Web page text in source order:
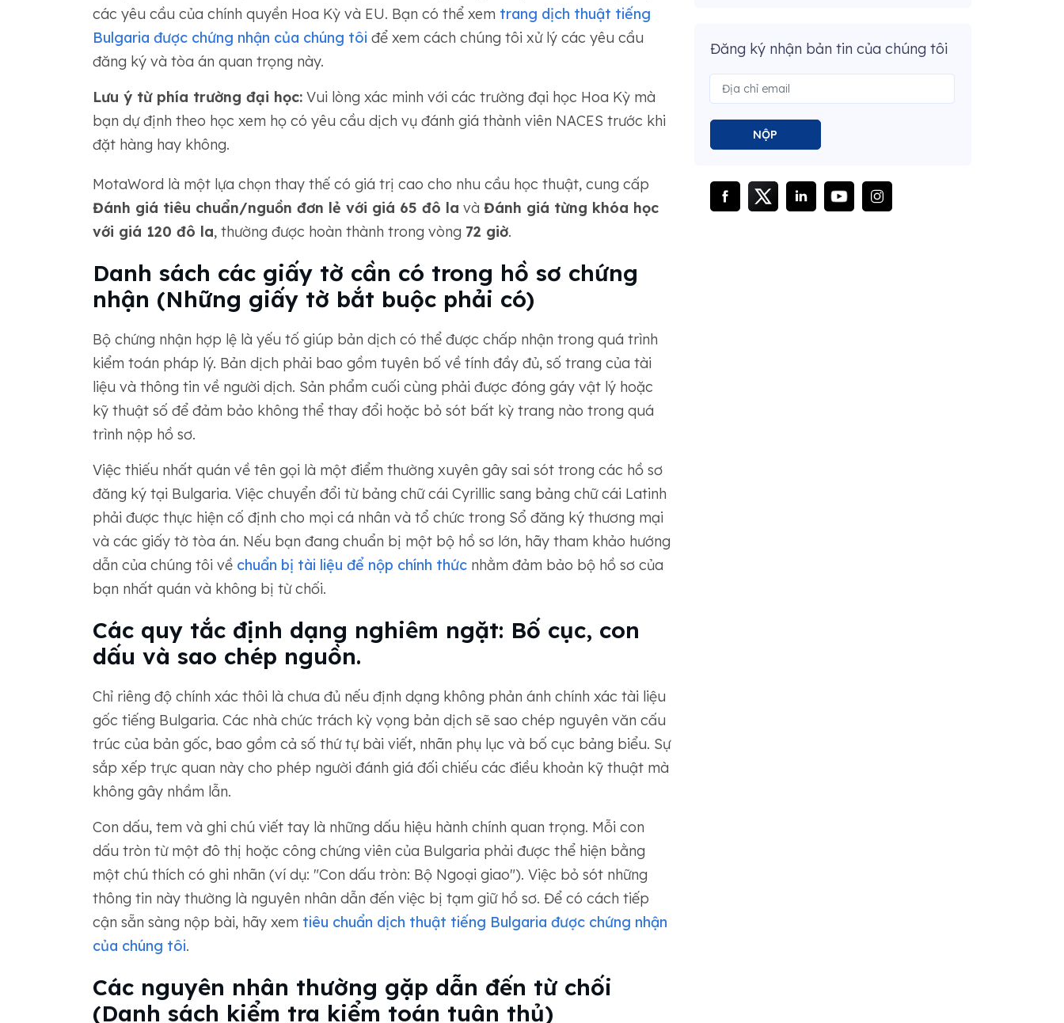
các yêu cầu của chính quyền Hoa Kỳ và EU. Bạn có thể xem trang dịch thuật tiếng
Bulgaria được chứng nhận của chúng tôi để xem cách chúng tôi xử lý các yêu cầu
đăng ký và tòa án quan trọng này.
Lưu ý từ phía trường đại học:Vui lòng xác minh với các trường đại học Hoa Kỳ mà
bạn dự định theo học xem họ có yêu cầu dịch vụ đánh giá thành viên NACES trước khi
đặt hàng hay không.
MotaWord là một lựa chọn thay thế có giá trị cao cho nhu cầu học thuật, cung cấp
Đánh giá tiêu chuẩn/nguồn đơn lẻ với giá 65 đô la và Đánh giá từng khóa học
với giá 120 đô la, thường được hoàn thành trong vòng 72 giờ.
Danh sách các giấy tờ cần có trong hồ sơ chứng
nhận (Những giấy tờ bắt buộc phải có)
Bộ chứng nhận hợp lệ là yếu tố giúp bản dịch có thể được chấp nhận trong quá trình
kiểm toán pháp lý. Bản dịch phải bao gồm tuyên bố về tính đầy đủ, số trang của tài
liệu và thông tin về người dịch. Sản phẩm cuối cùng phải được đóng gáy vật lý hoặc
kỹ thuật số để đảm bảo không thể thay đổi hoặc bỏ sót bất kỳ trang nào trong quá
trình nộp hồ sơ.
Việc thiếu nhất quán về tên gọi là một điểm thường xuyên gây sai sót trong các hồ sơ
đăng ký tại Bulgaria. Việc chuyển đổi từ bảng chữ cái Cyrillic sang bảng chữ cái Latinh
phải được thực hiện cố định cho mọi cá nhân và tổ chức trong Sổ đăng ký thương mại
và các giấy tờ tòa án. Nếu bạn đang chuẩn bị một bộ hồ sơ lớn, hãy tham khảo hướng
dẫn của chúng tôi về chuẩn bị tài liệu để nộp chính thứcnhằm đảm bảo bộ hồ sơ của
bạn nhất quán và không bị từ chối.
Các quy tắc định dạng nghiêm ngặt: Bố cục, con
dấu và sao chép nguồn.
Chỉ riêng độ chính xác thôi là chưa đủ nếu định dạng không phản ánh chính xác tài liệu
gốc tiếng Bulgaria. Các nhà chức trách kỳ vọng bản dịch sẽ sao chép nguyên văn cấu
trúc của bản gốc, bao gồm cả số thứ tự bài viết, nhãn phụ lục và bố cục bảng biểu. Sự
sắp xếp trực quan này cho phép người đánh giá đối chiếu các điều khoản kỹ thuật mà
không gây nhầm lẫn.
Con dấu, tem và ghi chú viết tay là những dấu hiệu hành chính quan trọng. Mỗi con
dấu tròn từ một đô thị hoặc công chứng viên của Bulgaria phải được thể hiện bằng
một chú thích có ghi nhãn (ví dụ: "Con dấu tròn: Bộ Ngoại giao"). Việc bỏ sót những
thông tin này thường là nguyên nhân dẫn đến việc bị tạm giữ hồ sơ. Để có cách tiếp
cận sẵn sàng nộp bài, hãy xem tiêu chuẩn dịch thuật tiếng Bulgaria được chứng nhận
của chúng tôi.
Các nguyên nhân thường gặp dẫn đến từ chối
(Danh sách kiểm tra kiểm toán tuân thủ)
Đăng ký nhận bản tin của chúng tôi
NỘP